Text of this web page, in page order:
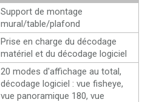
Support de montage
mural/table/plafond
Prise en charge du décodage
matériel et du décodage logiciel
20 modes d'affichage au total,
décodage logiciel : vue fisheye,
vue panoramique 180, vue